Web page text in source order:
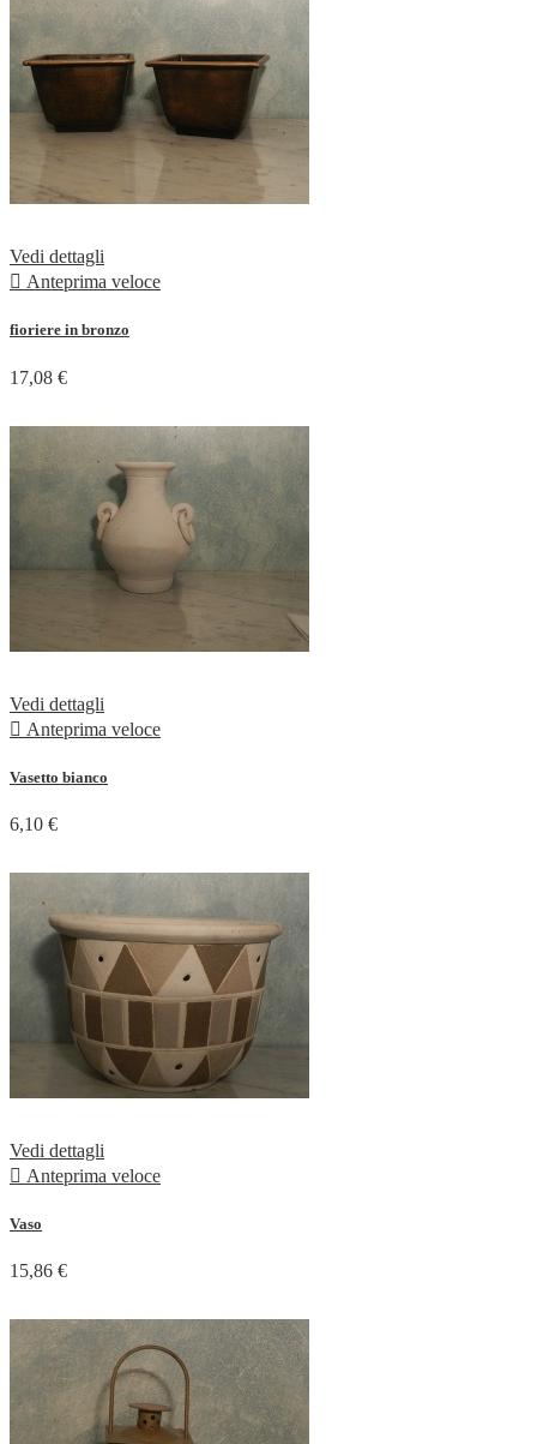
Vedi dettagli
 Anteprima veloce
fioriere in bronzo
17,08 €
Vedi dettagli
 Anteprima veloce
Vasetto bianco
6,10 €
Vedi dettagli
 Anteprima veloce
Vaso
15,86 €